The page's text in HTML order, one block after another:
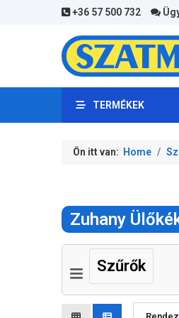
+36 57 500 732
TERMÉKEK
Ön itt van: Home
Zuhany
Szűrők